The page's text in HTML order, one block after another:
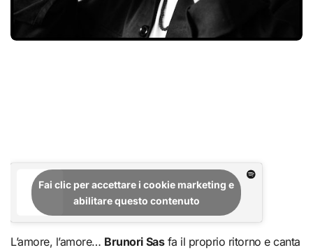
Fai clic per accettare i cookie marketing e
abilitare questo contenuto
L’amore, l’amore… Brunori Sasfa il proprio ritorno e canta